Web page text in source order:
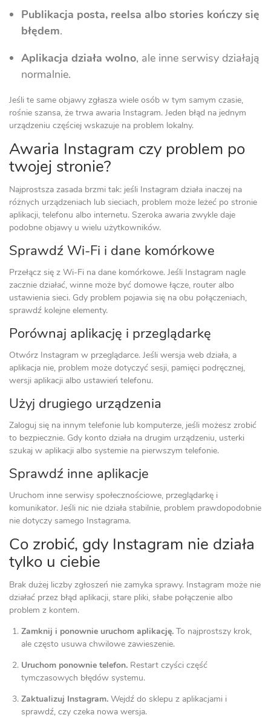
Publikacja posta, reelsa albo stories kończy się
błędem.
Aplikacja działa wolno, ale inne serwisy działają
normalnie.
Jeśli te same objawy zgłasza wiele osób w tym samym czasie,
rośnie szansa, że trwa awaria Instagram. Jeden błąd na jednym
urządzeniu częściej wskazuje na problem lokalny.
Awaria Instagram czy problem po
twojej stronie?
Najprostsza zasada brzmi tak: jeśli Instagram działa inaczej na
różnych urządzeniach lub sieciach, problem może leżeć po stronie
aplikacji, telefonu albo internetu. Szeroka awaria zwykle daje
podobne objawy u wielu użytkowników.
Sprawdź Wi‑Fi i dane komórkowe
Przełącz się z Wi‑Fi na dane komórkowe. Jeśli Instagram nagle
zacznie działać, winne może być domowe łącze, router albo
ustawienia sieci. Gdy problem pojawia się na obu połączeniach,
sprawdź kolejne elementy.
Porównaj aplikację i przeglądarkę
Otwórz Instagram w przeglądarce. Jeśli wersja web działa, a
aplikacja nie, problem może dotyczyć sesji, pamięci podręcznej,
wersji aplikacji albo ustawień telefonu.
Użyj drugiego urządzenia
Zaloguj się na innym telefonie lub komputerze, jeśli możesz zrobić
to bezpiecznie. Gdy konto działa na drugim urządzeniu, usterki
szukaj w aplikacji albo systemie na pierwszym telefonie.
Sprawdź inne aplikacje
Uruchom inne serwisy społecznościowe, przeglądarkę i
komunikator. Jeśli nic nie działa stabilnie, problem prawdopodobnie
nie dotyczy samego Instagrama.
Co zrobić, gdy Instagram nie działa
tylko u ciebie
Brak dużej liczby zgłoszeń nie zamyka sprawy. Instagram może nie
działać przez błąd aplikacji, stare pliki, słabe połączenie albo
problem z kontem.
Zamknij i ponownie uruchom aplikację. To najprostszy krok,
ale często usuwa chwilowe zawieszenie.
Uruchom ponownie telefon. Restart czyści część
tymczasowych błędów systemu.
Zaktualizuj Instagram. Wejdź do sklepu z aplikacjami i
sprawdź, czy czeka nowa wersja.